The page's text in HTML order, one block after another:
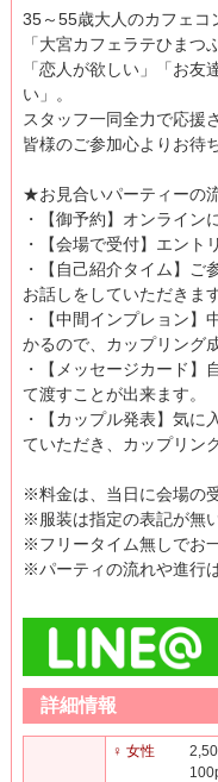
35～55歳大人のカフェ
「大宮カフェラテひまつ
「恋人が欲しい」「お友
い」。
スタッフ一同全力で応援
皆様のご参加心よりお待
★お見合いパーティーの
・【御予約】オンライン
・【会場で受付】エント
・【自己紹介タイム】ご
お話しをしていただきます
・【中間インプレョン】
かるので、カップリング
・【メッセージカード】
て渡すことが出来ます。
・【カップル発表】気に
ていただき、カップリン
※料金は、当日に会場の
※服装は指定の表記が無
※フリータイム無しでお
※パーティの流れや進行
詳細情報
♀ 女性